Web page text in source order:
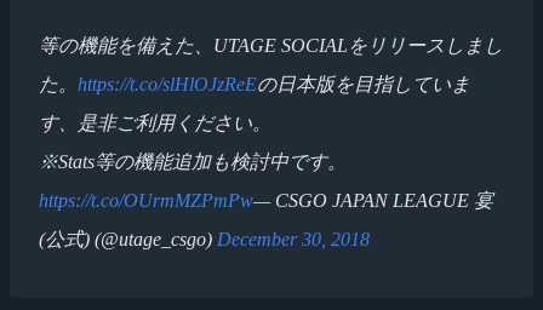
等の機能を備えた、UTAGE SOCIALをリリースしまし
た。 https://t.co/slHlOJzReEの日本版を目指していま
す、是非ご利用ください。
※Stats等の機能追加も検討中です。
https://t.co/OUrmMZPmPw— CSGO JAPAN LEAGUE 宴
(公式) (@utage_csgo) December 30, 2018